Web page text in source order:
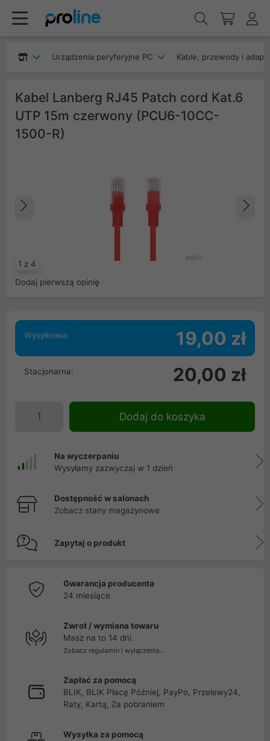
Urządzenia peryferyjne PC Kable, przewody i
Kabel Lanberg RJ45 Patch cord Kat.6
UTP 15m czerwony (PCU6-10CC-
1500-R)
1 z 4
Poprzedni
Dodaj pierwszą opinię
Wysyłkowa: 19,00 zł
Stacjonarna: 20,00 zł
Dodaj do koszyka
Na wyczerpaniu
Wysyłamy zazwyczaj w 1 dzień
Dostępność w salonach
Zobacz stany magazynowe
Zapytaj o produkt
Gwarancja producenta
24 miesiące
Zwrot / wymiana towaru
Masz na to 14 dni.
Zobacz regulamin i wyłączenia...
Zapłać za pomocą
BLIK, BLIK Płacę Później, PayPo, Przelewy24,
Raty, Kartą, Za pobraniem
Wysyłka za pomocą